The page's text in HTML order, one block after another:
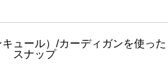
ュール）/カーディガンを使った
スナップ